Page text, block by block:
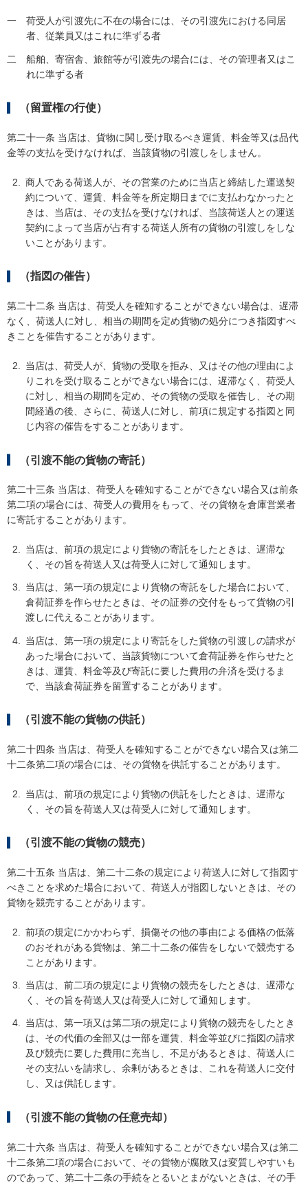
一
荷受人が引渡先に不在の場合には、その引渡先における同居
者、従業員又はこれに準ずる者
二
船舶、寄宿舎、旅館等が引渡先の場合には、その管理者又はこ
れに準ずる者
（留置権の行使）
第二十一条 当店は、貨物に関し受け取るべき運賃、料金等又は品代
金等の支払を受けなければ、当該貨物の引渡しをしません。
商人である荷送人が、その営業のために当店と締結した運送契
約について、運賃、料金等を所定期日までに支払わなかったと
きは、当店は、その支払を受けなければ、当該荷送人との運送
契約によって当店が占有する荷送人所有の貨物の引渡しをしな
いことがあります。
（指図の催告）
第二十二条 当店は、荷受人を確知することができない場合は、遅滞
なく、荷送人に対し、相当の期間を定め貨物の処分につき指図すべ
きことを催告することがあります。
当店は、荷受人が、貨物の受取を拒み、又はその他の理由によ
りこれを受け取ることができない場合には、遅滞なく、荷受人
に対し、相当の期間を定め、その貨物の受取を催告し、その期
間経過の後、さらに、荷送人に対し、前項に規定する指図と同
じ内容の催告をすることがあります。
（引渡不能の貨物の寄託）
第二十三条 当店は、荷受人を確知することができない場合又は前条
第二項の場合には、荷受人の費用をもって、その貨物を倉庫営業者
に寄託することがあります。
当店は、前項の規定により貨物の寄託をしたときは、遅滞な
く、その旨を荷送人又は荷受人に対して通知します。
当店は、第一項の規定により貨物の寄託をした場合において、
倉荷証券を作らせたときは、その証券の交付をもって貨物の引
渡しに代えることがあります。
当店は、第一項の規定により寄託をした貨物の引渡しの請求が
あった場合において、当該貨物について倉荷証券を作らせたと
きは、運賃、料金等及び寄託に要した費用の弁済を受けるま
で、当該倉荷証券を留置することがあります。
（引渡不能の貨物の供託）
第二十四条 当店は、荷受人を確知することができない場合又は第二
十二条第二項の場合には、その貨物を供託することがあります。
当店は、前項の規定により貨物の供託をしたときは、遅滞な
く、その旨を荷送人又は荷受人に対して通知します。
（引渡不能の貨物の競売）
第二十五条 当店は、第二十二条の規定により荷送人に対して指図す
べきことを求めた場合において、荷送人が指図しないときは、その
貨物を競売することがあります。
前項の規定にかかわらず、損傷その他の事由による価格の低落
のおそれがある貨物は、第二十二条の催告をしないで競売する
ことがあります。
当店は、前二項の規定により貨物の競売をしたときは、遅滞な
く、その旨を荷送人又は荷受人に対して通知します。
当店は、第一項又は第二項の規定により貨物の競売をしたとき
は、その代価の全部又は一部を運賃、料金等並びに指図の請求
及び競売に要した費用に充当し、不足があるときは、荷送人に
その支払いを請求し、余剰があるときは、これを荷送人に交付
し、又は供託します。
（引渡不能の貨物の任意売却）
第二十六条 当店は、荷受人を確知することができない場合又は第二
十二条第二項の場合において、その貨物が腐敗又は変質しやすいも
のであって、第二十二条の手続をとるいとまがないときは、その手